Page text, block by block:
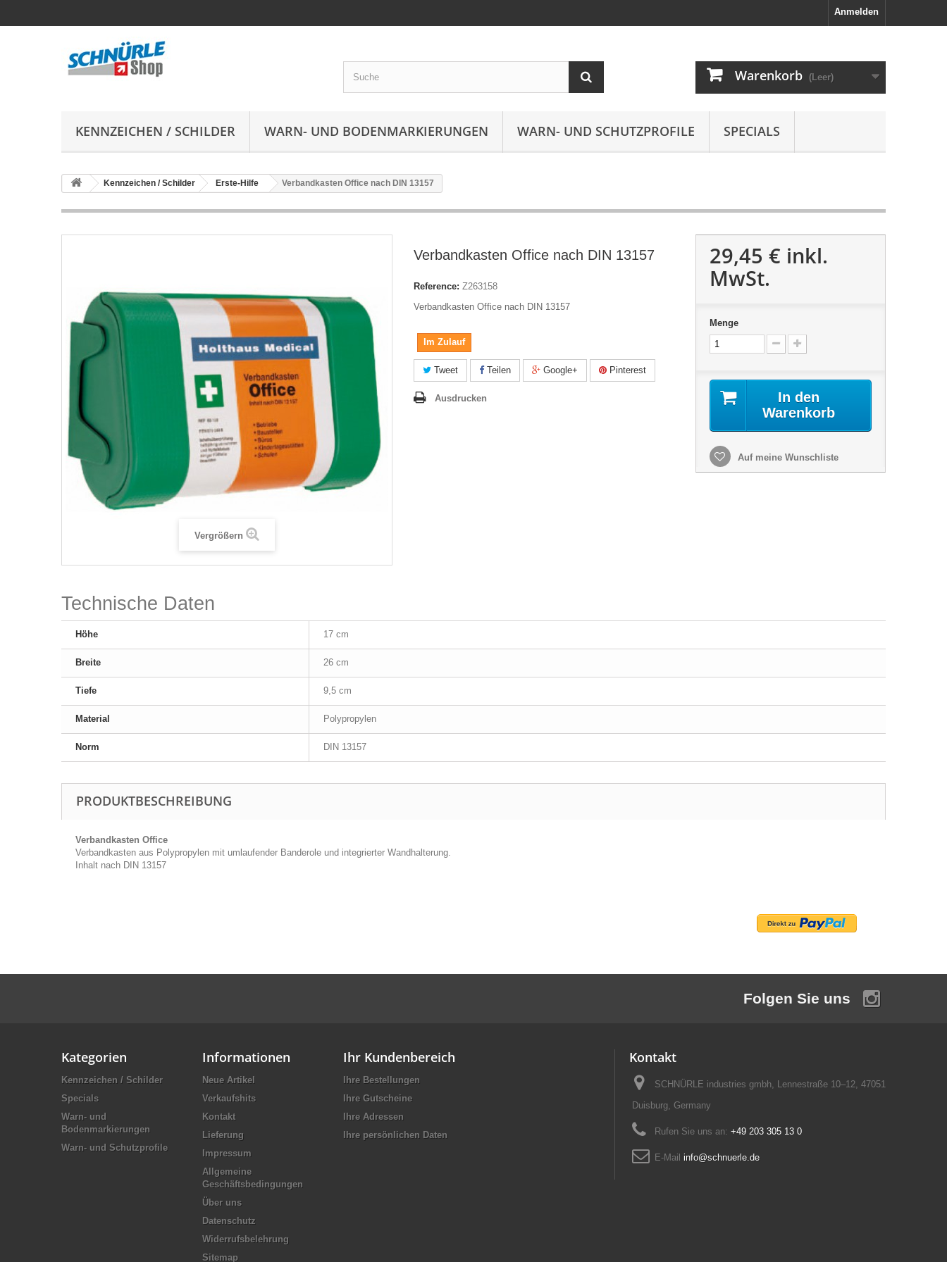
Anmelden
Warenkorb (Leer)
KENNZEICHEN / SCHILDER WARN- UND BODENMARKIERUNGEN WARN- UND SCHUTZPROFILE SPECIALS
Kennzeichen / Schilder Erste-Hilfe Verbandkasten Office nach DIN 13157
Vergrößern
Verbandkasten Office nach DIN 13157
Reference: Z263158
Verbandkasten Office nach DIN 13157
Im Zulauf
Tweet Teilen Google+ Pinterest
Ausdrucken
29,45 € inkl.
MwSt.
Menge
In den
Warenkorb
Auf meine Wunschliste
Technische Daten
Höhe 17 cm
Breite 26 cm
Tiefe 9,5 cm
Material Polypropylen
Norm DIN 13157
PRODUKTBESCHREIBUNG
Verbandkasten Office
Verbandkasten aus Polypropylen mit umlaufender Banderole und integrierter Wandhalterung.
Inhalt nach DIN 13157
Folgen Sie uns
Kategorien
Kennzeichen / Schilder
Specials
Warn- und
Bodenmarkierungen
Warn- und Schutzprofile
Informationen
Neue Artikel
Verkaufshits
Kontakt
Lieferung
Impressum
Allgemeine
Geschäftsbedingungen
Über uns
Datenschutz
Widerrufsbelehrung
Sitemap
Ihr Kundenbereich
Ihre Bestellungen
Ihre Gutscheine
Ihre Adressen
Ihre persönlichen Daten
Kontakt
SCHNÜRLE industries gmbh, Lennestraße 10–12, 47051
Duisburg, Germany
Rufen Sie uns an: +49 203 305 13 0
E-Mail info@schnuerle.de